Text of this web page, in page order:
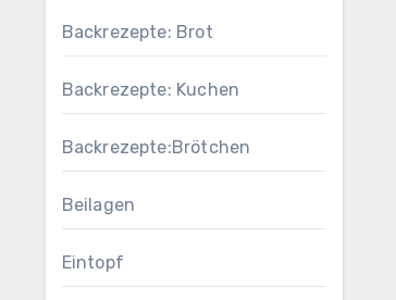
Backrezepte: Brot
Backrezepte: Kuchen
Backrezepte:Brötchen
Beilagen
Eintopf